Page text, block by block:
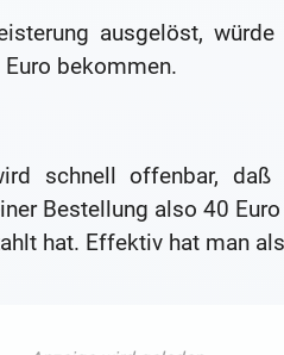
ausgelöst,
Euro bekommen.
schnell offenbar, daß
Bestellung also 40
hat. Effektiv hat man